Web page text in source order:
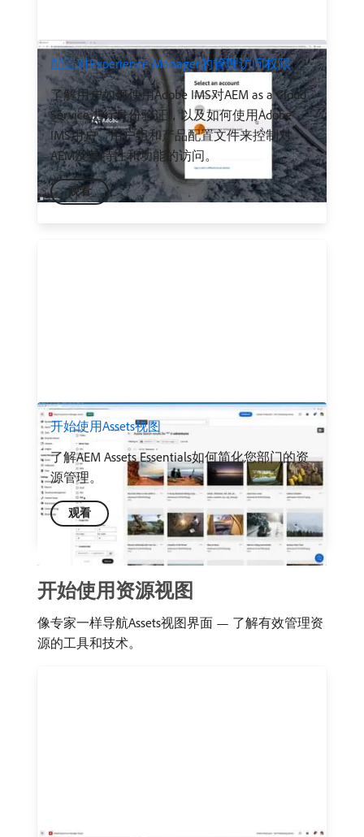
配置对Experience Manager的管理访问权限
了解用户如何使用Adobe IMS对AEM as a Cloud
Service进行身份验证，以及如何使用Adobe
IMS用户、用户组和产品配置文件来控制对
AEM及其特性和功能的访问。
观看
开始使用Assets视图
了解AEM Assets Essentials如何简化您部门的资
源管理。
观看
开始使用资源视图
像专家一样导航Assets视图界面 — 了解有效管理资
源的工具和技术。